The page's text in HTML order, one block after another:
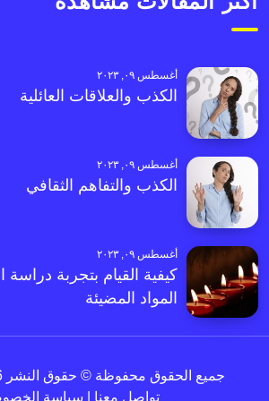
أغسطس ٠٩, ٢٠٢٣
الكذب والعلاقات العائلية
أغسطس ٠٩, ٢٠٢٣
الكذب والتفاهم الثقافي
أغسطس ٠٩, ٢٠٢٣
كيفية القيام بتجربة
المواد المضيئة
جميع الحقوق محفوظة © حقوق النشر 2026 | e3arabi
تواصل معنا
سياسة